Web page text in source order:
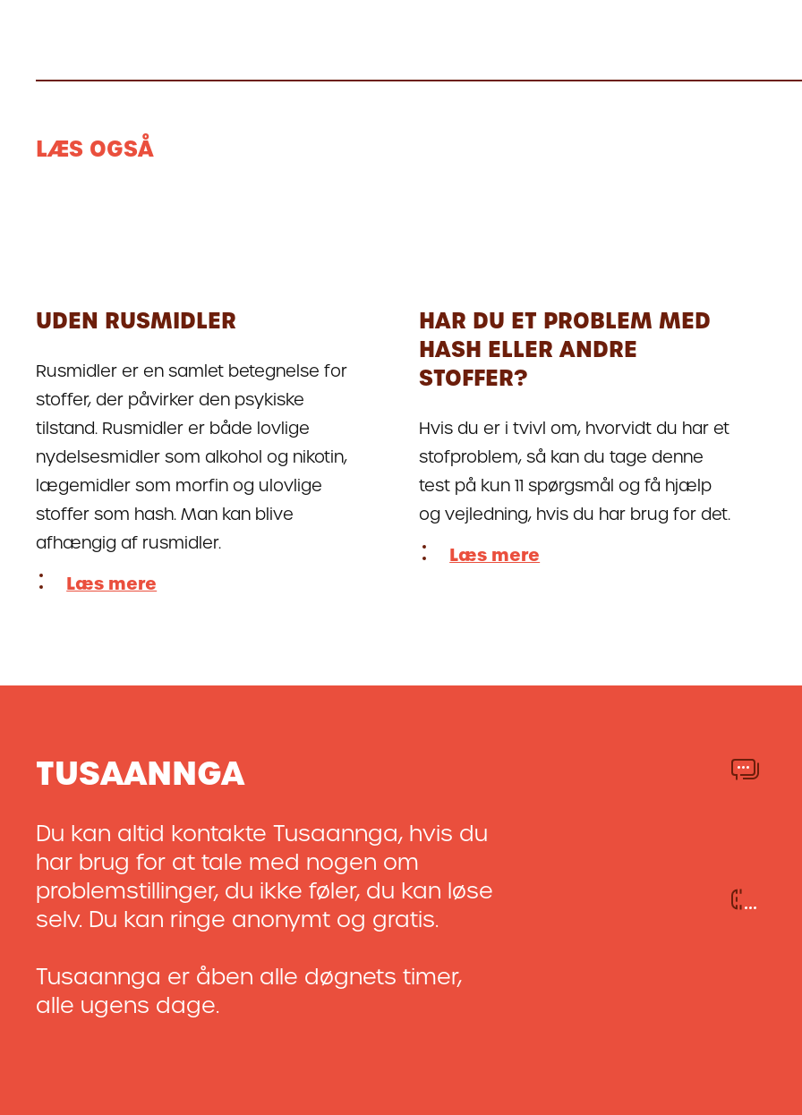
LÆS OGSÅ
UDEN RUSMIDLER
Rusmidler er en samlet betegnelse for
stoffer, der påvirker den psykiske
tilstand. Rusmidler er både lovlige
nydelsesmidler som alkohol og nikotin,
lægemidler som morfin og ulovlige
stoffer som hash. Man kan blive
afhængig af rusmidler.
Læs mere
HAR DU ET PROBLEM MED
HASH ELLER ANDRE
STOFFER?
Hvis du er i tvivl om, hvorvidt du har et
stofproblem, så kan du tage denne
test på kun 11 spørgsmål og få hjælp
og vejledning, hvis du har brug for det.
Læs mere
TUSAANNGA
Du kan altid kontakte Tusaannga, hvis du
har brug for at tale med nogen om
problemstillinger, du ikke føler, du kan løse
selv. Du kan ringe anonymt og gratis.
Tusaannga er åben alle døgnets timer,
alle ugens dage.